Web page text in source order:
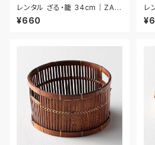
レンタル ざる・籠 34cm｜ZAR
025
¥660
レ